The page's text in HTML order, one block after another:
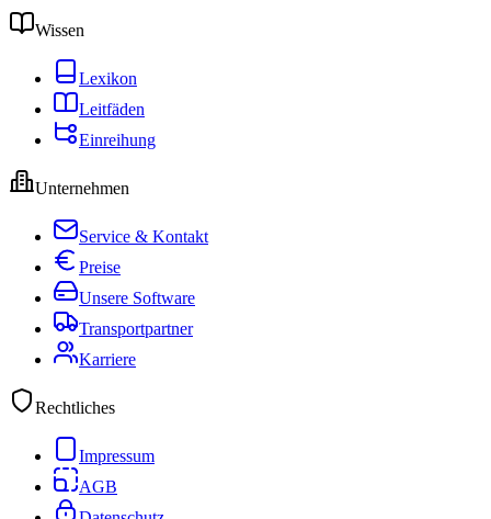
Wissen
Lexikon
Leitfäden
Einreihung
Unternehmen
Service & Kontakt
Preise
Unsere Software
Transportpartner
Karriere
Rechtliches
Impressum
AGB